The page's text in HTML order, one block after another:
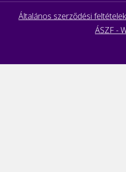
Általános szerződési feltételek
ÁSZF -